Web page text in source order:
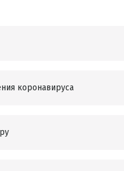
коронавируса